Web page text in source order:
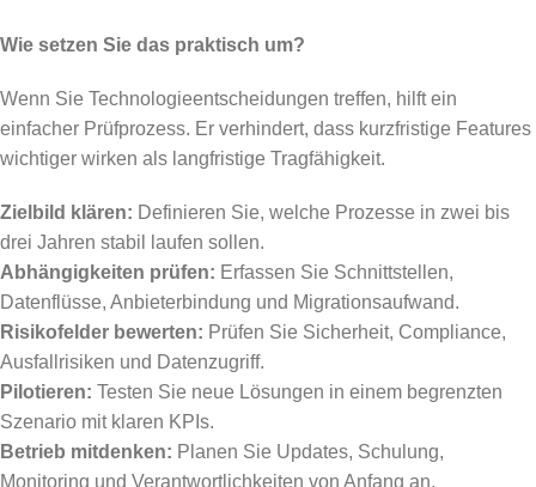
Wie setzen Sie das praktisch um?
Wenn Sie Technologieentscheidungen treffen, hilft ein
einfacher Prüfprozess. Er verhindert, dass kurzfristige Features
wichtiger wirken als langfristige Tragfähigkeit.
Zielbild klären: Definieren Sie, welche Prozesse in zwei bis
drei Jahren stabil laufen sollen.
Abhängigkeiten prüfen: Erfassen Sie Schnittstellen,
Datenflüsse, Anbieterbindung und Migrationsaufwand.
Risikofelder bewerten: Prüfen Sie Sicherheit, Compliance,
Ausfallrisiken und Datenzugriff.
Pilotieren: Testen Sie neue Lösungen in einem begrenzten
Szenario mit klaren KPIs.
Betrieb mitdenken: Planen Sie Updates, Schulung,
Monitoring und Verantwortlichkeiten von Anfang an.